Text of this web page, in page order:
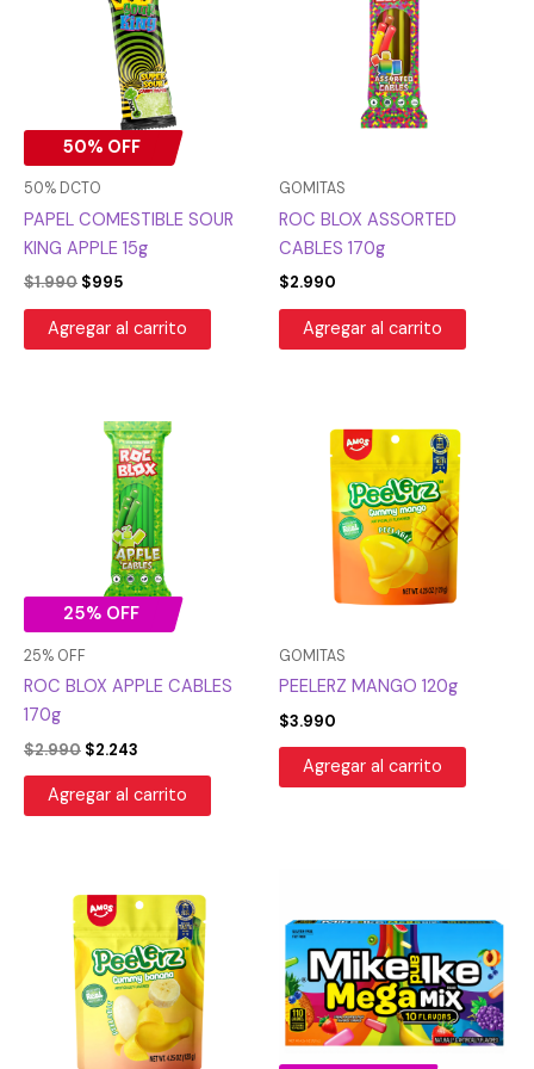
50% OFF
50% DCTO
PAPEL COMESTIBLE SOUR
KING APPLE 15g
$1.990
$1.990.
$995
$995.
Agregar al carrito
GOMITAS
ROC BLOX ASSORTED
CABLES 170g
$2.990
Agregar al carrito
25% OFF
25% OFF
ROC BLOX APPLE CABLES
170g
$2.990
precio
original
era:
$2.990.
$2.243
precio
actual
es:
$2.243.
Agregar al carrito
GOMITAS
PEELERZ MANGO 120g
$3.990
Agregar al carrito
original
era:
$2.990.
actual
es:
$2.243.